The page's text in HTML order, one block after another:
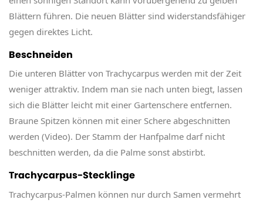
Blättern führen. Die neuen Blätter sind widerstandsfähiger
gegen direktes Licht.
Beschneiden
Die unteren Blätter von Trachycarpus werden mit der Zeit
weniger attraktiv. Indem man sie nach unten biegt, lassen
sich die Blätter leicht mit einer Gartenschere entfernen.
Braune Spitzen können mit einer Schere abgeschnitten
werden (Video). Der Stamm der Hanfpalme darf nicht
beschnitten werden, da die Palme sonst abstirbt.
Trachycarpus-Stecklinge
Trachycarpus-Palmen können nur durch Samen vermehrt